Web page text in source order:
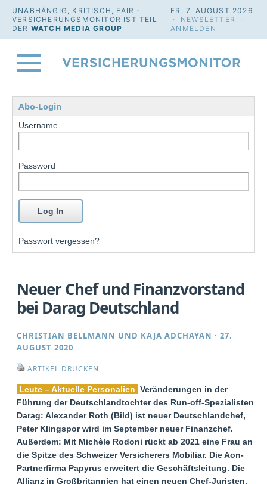
UNABHÄNGIG, KRITISCH, FAIR -
VERSICHERUNGSMONITOR IST TEIL
DER WATCH MEDIA GROUP
FR. 7. AUGUST 2026
· NEWSLETTER
·
ANMELDEN
Abo-Login
Username
Password
Passwort vergessen?
Neuer Chef und Finanzvorstand
bei Darag Deutschland
CHRISTIAN BELLMANN UND KAJA ADCHAYAN ·27.
AUGUST 2020
ARTIKEL DRUCKEN
Leute – Aktuelle Personalien Veränderungen in der
Führung der Deutschlandtochter des Run-off-Spezialisten
Darag: Alexander Roth (Bild) ist neuer Deutschlandchef,
Peter Klingspor wird im September neuer Finanzchef.
Außerdem: Mit Michèle Rodoni rückt ab 2021 eine Frau an
die Spitze des Schweizer Versicherers Mobiliar. Die Aon-
Partnerfirma Papyrus erweitert die Geschäftsleitung. Die
Allianz in Großbritannien hat einen neuen Chef-Juristen.